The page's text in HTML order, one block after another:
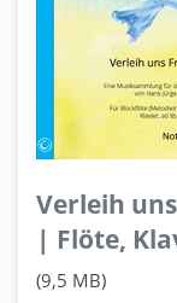
Verleih
| Flöte,
(9,5 MB)